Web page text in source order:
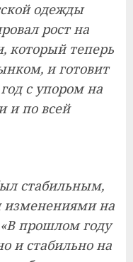
одежды
рост на
который теперь
и готовит
с упором на
и по всей
стабильным,
изменениями на
прошлом году
и стабильно на